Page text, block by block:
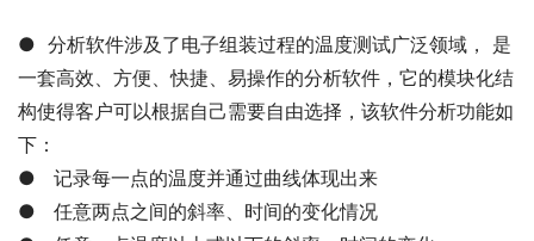
●  分析软件涉及了电子组装过程的温度测试广泛领域， 是
一套高效、方便、快捷、易操作的分析软件，它的模块化结
构使得客户可以根据自己需要自由选择，该软件分析功能如
下：
●   记录每一点的温度并通过曲线体现出来
●   任意两点之间的斜率、时间的变化情况